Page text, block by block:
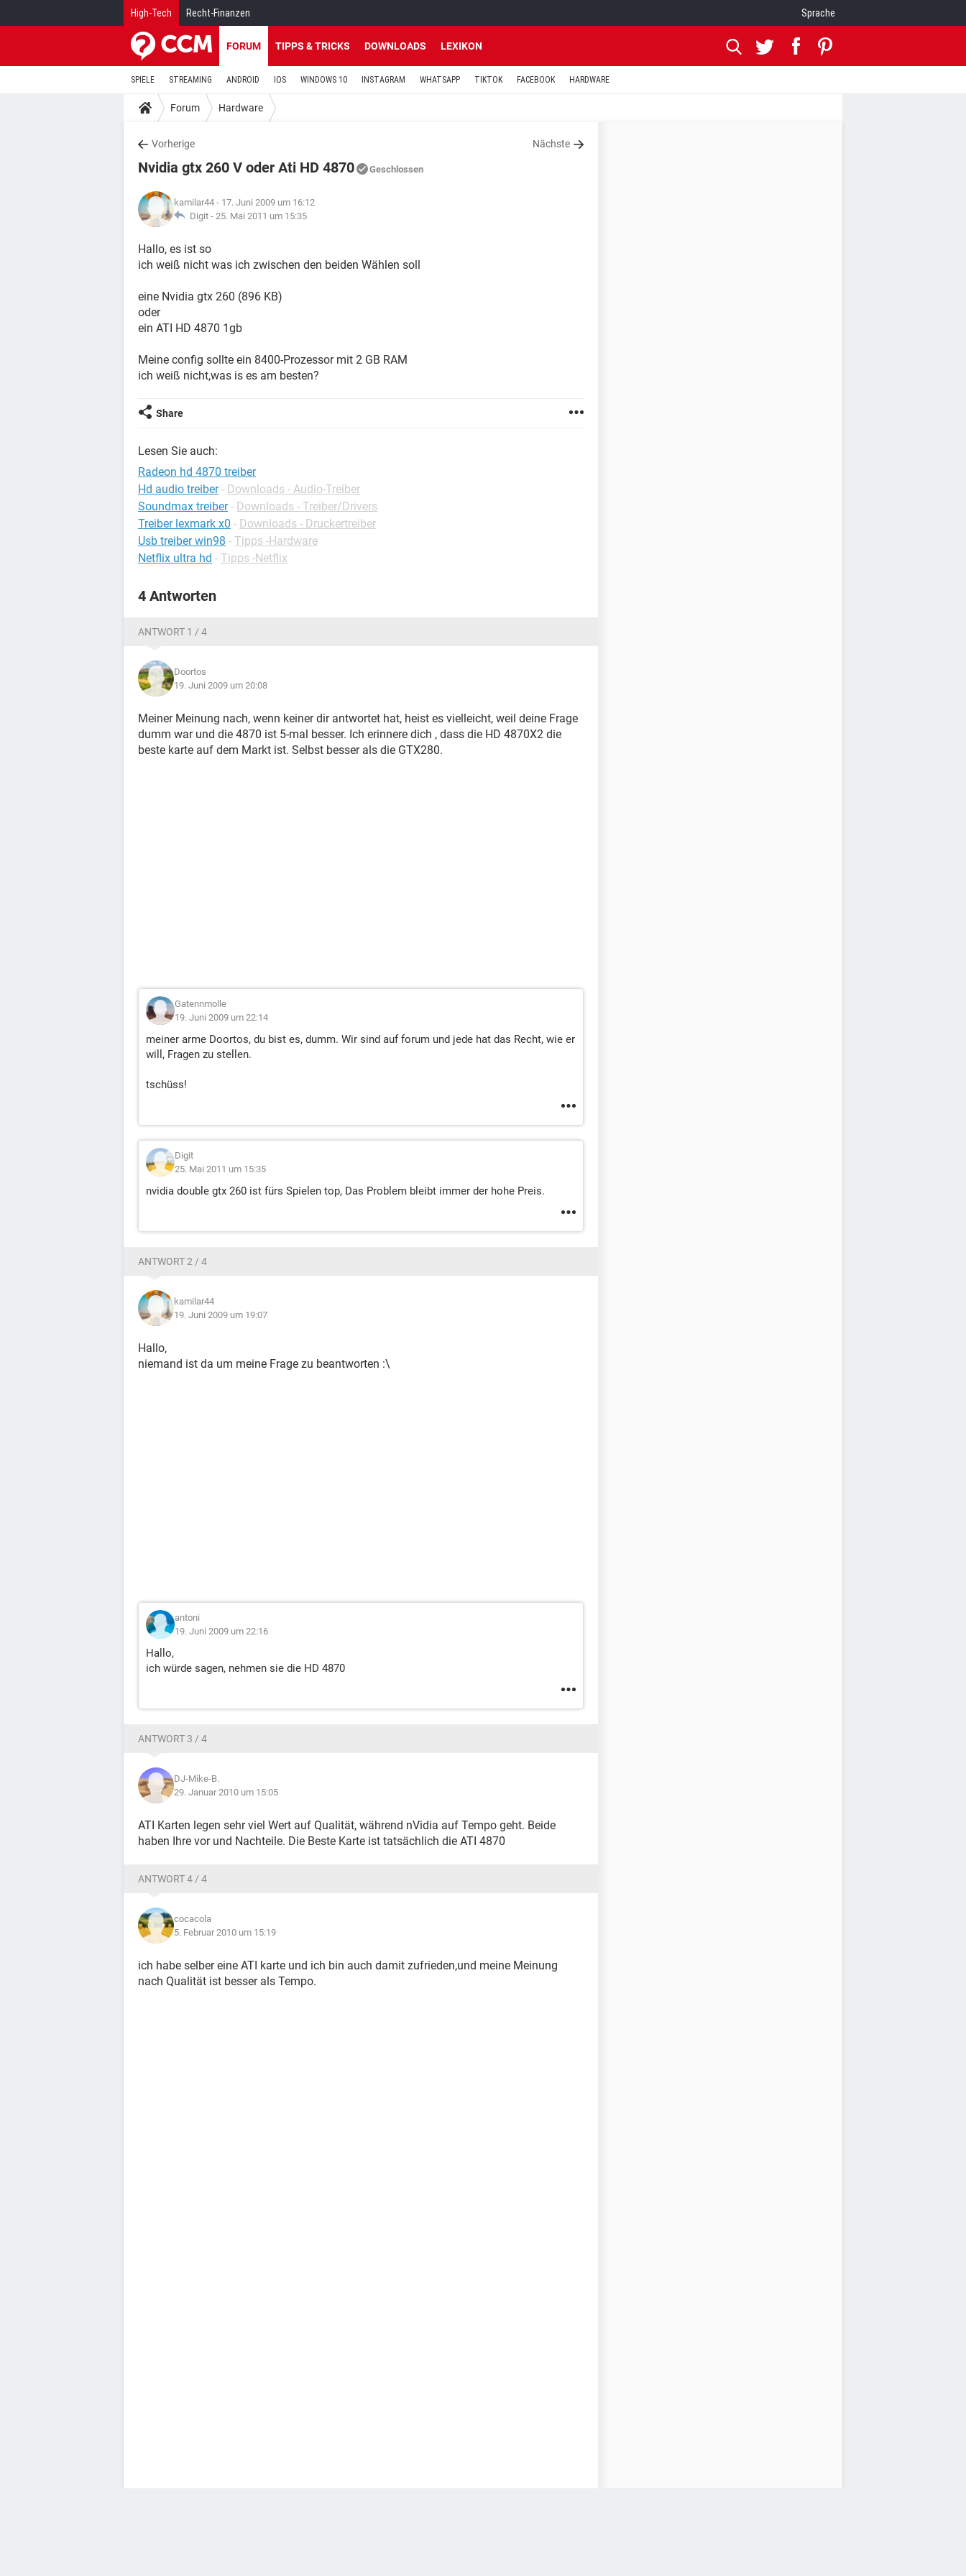
High-Tech Recht-Finanzen Sprache
FORUM TIPPS & TRICKS DOWNLOADS LEXIKON
SPIELE STREAMING ANDROID IOS WINDOWS 10 INSTAGRAM WHATSAPP TIKTOK FACEBOOK HARDWARE
Forum Hardware
Vorherige Nächste
Nvidia gtx 260 V oder Ati HD 4870 Geschlossen
kamilar44 - 17. Juni 2009 um 16:12
Digit - 25. Mai 2011 um 15:35
Hallo, es ist so
ich weiß nicht was ich zwischen den beiden Wählen soll
eine Nvidia gtx 260 (896 KB)
oder
ein ATI HD 4870 1gb
Meine config sollte ein 8400-Prozessor mit 2 GB RAM
ich weiß nicht,was is es am besten?
Share
Lesen Sie auch:
Radeon hd 4870 treiber
Hd audio treiber - Downloads - Audio-Treiber
Soundmax treiber - Downloads - Treiber/Drivers
Treiber lexmark x0 - Downloads - Druckertreiber
Usb treiber win98 - Tipps -Hardware
Netflix ultra hd - Tipps -Netflix
4 Antworten
ANTWORT 1 / 4
Doortos
19. Juni 2009 um 20:08
Meiner Meinung nach, wenn keiner dir antwortet hat, heist es vielleicht, weil deine Frage
dumm war und die 4870 ist 5-mal besser. Ich erinnere dich , dass die HD 4870X2 die
beste karte auf dem Markt ist. Selbst besser als die GTX280.
Gatennmolle
19. Juni 2009 um 22:14
meiner arme Doortos, du bist es, dumm. Wir sind auf forum und jede hat das Recht, wie er
will, Fragen zu stellen.
tschüss!
Digit
25. Mai 2011 um 15:35
nvidia double gtx 260 ist fürs Spielen top, Das Problem bleibt immer der hohe Preis.
ANTWORT 2 / 4
kamilar44
19. Juni 2009 um 19:07
Hallo,
niemand ist da um meine Frage zu beantworten :\
antoni
19. Juni 2009 um 22:16
Hallo,
ich würde sagen, nehmen sie die HD 4870
ANTWORT 3 / 4
DJ-Mike-B.
29. Januar 2010 um 15:05
ATI Karten legen sehr viel Wert auf Qualität, während nVidia auf Tempo geht. Beide
haben Ihre vor und Nachteile. Die Beste Karte ist tatsächlich die ATI 4870
ANTWORT 4 / 4
cocacola
5. Februar 2010 um 15:19
ich habe selber eine ATI karte und ich bin auch damit zufrieden,und meine Meinung
nach Qualität ist besser als Tempo.